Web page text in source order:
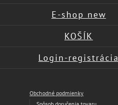
E-shop new
KOŠÍK
Login-registrácia
Obchodné podmienky